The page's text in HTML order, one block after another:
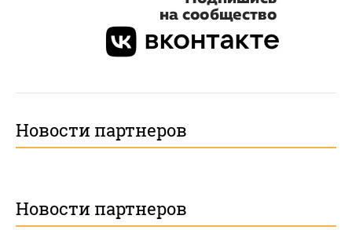
Новости партнеров
Новости партнеров